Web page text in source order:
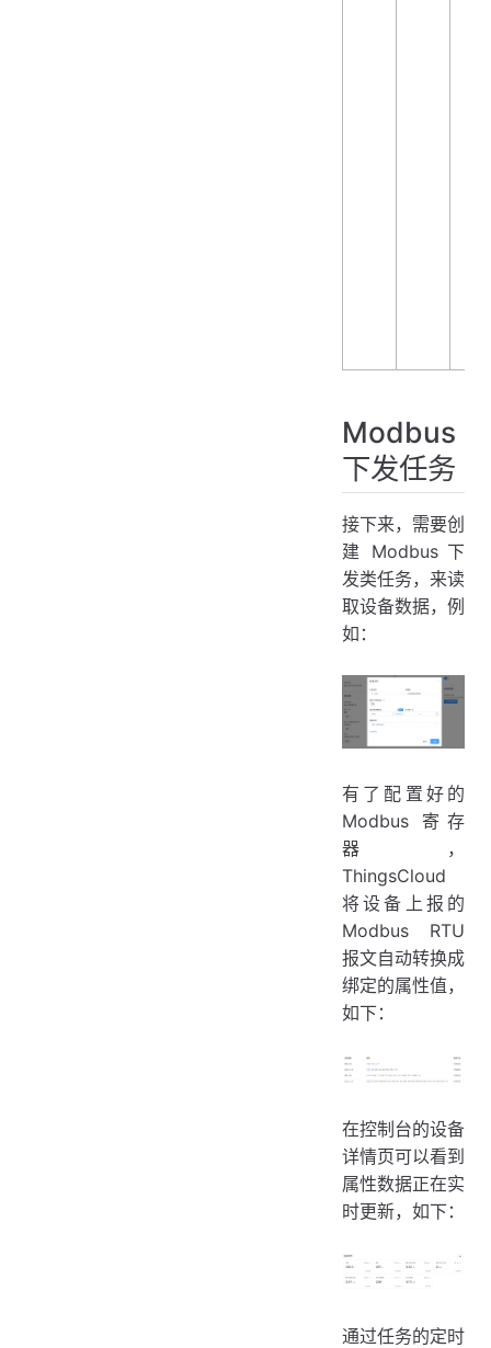
Modbus
下发任务
接下来，需要创
建 Modbus 下
发类任务，来读
取设备数据，例
如：
有了配置好的
Modbus 寄存
器，
ThingsCloud
将设备上报的
Modbus RTU
报文自动转换成
绑定的属性值，
如下：
在控制台的设备
详情页可以看到
属性数据正在实
时更新，如下：
通过任务的定时